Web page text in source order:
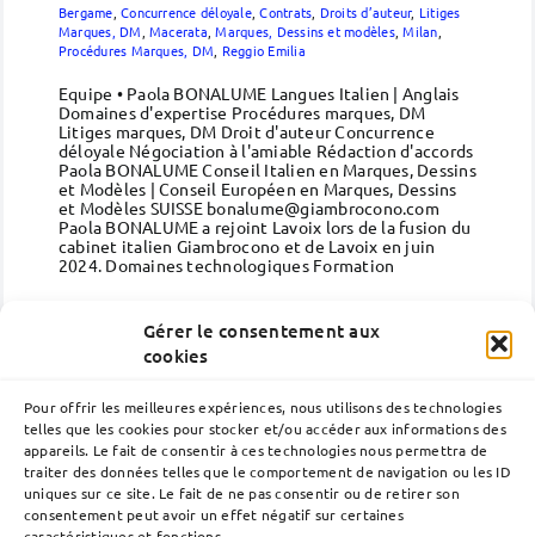
Gérer le consentement aux
cookies
Pour offrir les meilleures expériences, nous utilisons des technologies
telles que les cookies pour stocker et/ou accéder aux informations des
appareils. Le fait de consentir à ces technologies nous permettra de
traiter des données telles que le comportement de navigation ou les ID
uniques sur ce site. Le fait de ne pas consentir ou de retirer son
consentement peut avoir un effet négatif sur certaines
Bergame ,Concurrence déloyale,Contrats Droits d’auteur, Litiges
Marques, DM Macerata ,Marques, Dessins et modèles,Milan
Procédures Marques, DM Reggio Emilia
Equipe • Paola BONALUME Langues Italien | Anglais
Domaines d'expertise Procédures marques, DM
Litiges marques, DM Droit d'auteur Concurrence
déloyale Négociation à l'amiable Rédaction d'accords
Paola BONALUME Conseil Italien en Marques, Dessins
et Modèles | Conseil Européen en Marques, Dessins
et Modèles SUISSE bonalume@giambrocono.com
Paola BONALUME a rejoint Lavoix lors de la fusion du
cabinet italien Giambrocono et de Lavoix en juin
2024. Domaines technologiques Formation